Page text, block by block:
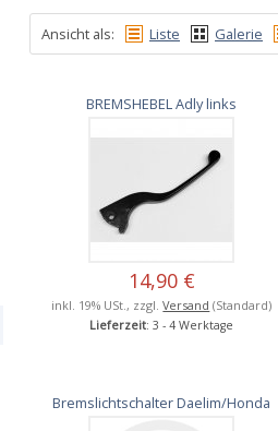
Ansicht als: Liste Galerie
BREMSHEBEL Adly links
14,90 €
inkl. 19% USt., zzgl.Versand (Standard)
Lieferzeit: 3 - 4 Werktage
Bremslichtschalter Daelim/Honda